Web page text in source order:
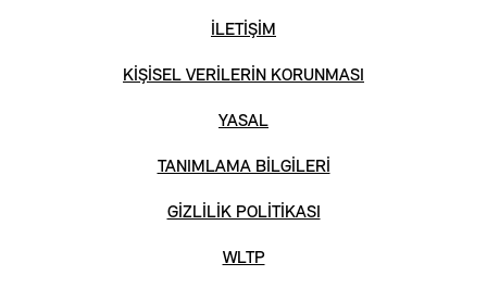
İLETİŞİM
KİŞİSEL VERİLERİN KORUNMASI
YASAL
TANIMLAMA BİLGİLERİ
GİZLİLİK POLİTİKASI
WLTP